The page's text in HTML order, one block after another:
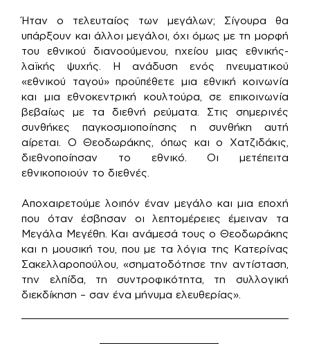
Ήταν ο τελευταίος των μεγάλων; Σίγουρα θα
υπάρξουν και άλλοι μεγάλοι, όχι όμως με τη μορφή
του εθνικού διανοούμενου, ηχείου μιας εθνικής-
λαϊκής ψυχής. Η ανάδυση ενός πνευματικού
«εθνικού ταγού» προϋπέθετε μια εθνική κοινωνία
και μια εθνοκεντρική κουλτούρα, σε επικοινωνία
βεβαίως με τα διεθνή ρεύματα. Στις σημερινές
συνθήκες παγκοσμιοποίησης η συνθήκη αυτή
αίρεται. Ο Θεοδωράκης, όπως και ο Χατζιδάκις,
διεθνοποίησαν το εθνικό. Οι μετέπειτα
εθνικοποιούν το διεθνές.
Αποχαιρετούμε λοιπόν έναν μεγάλο και μια εποχή
που όταν έσβησαν οι λεπτομέρειες έμειναν τα
Μεγάλα Μεγέθη. Και ανάμεσά τους ο Θεοδωράκης
και η μουσική του, που με τα λόγια της Κατερίνας
Σακελλαροπούλου, «σηματοδότησε την αντίσταση,
την ελπίδα, τη συντροφικότητα, τη συλλογική
διεκδίκηση – σαν ένα μήνυμα ελευθερίας».